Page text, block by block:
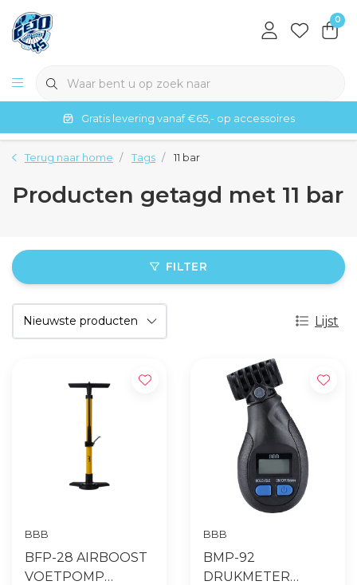
0
Gratis levering vanaf €65,- op accessoires
Terug naar home Tags 11 bar
Producten getagd met 11 bar
FILTER
Lijst
BBB
BFP-28 AIRBOOST
VOETPOMP
BBB
BMP-92
DRUKMETER